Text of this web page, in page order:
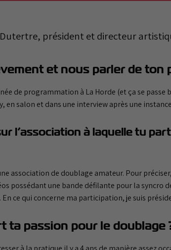
président et directeur
et nous parler de ton
de programmation à La Horde (et ça se
en salon et dans une interview après une
l’association à laquelle tu
association de doublage amateur. Pour
possédant une bande défilante pour la syncro
ce qui concerne ma participation, je suis
ta passion pour le doublage